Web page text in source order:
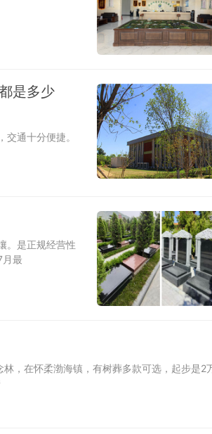
是多少
通十分便捷。
。是正规经营性
最
，在怀柔渤海镇，有树葬多款可选，起步是2